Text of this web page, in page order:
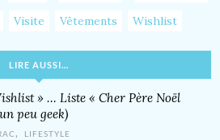
Visite Vêtements Wishlist
LIRE AUSSI…
» … Liste « Cher Père Noël
peu geek)
, LIFESTYLE